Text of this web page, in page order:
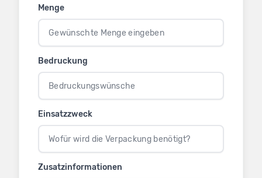
Menge
Bedruckung
Einsatzzweck
Zusatzinformationen